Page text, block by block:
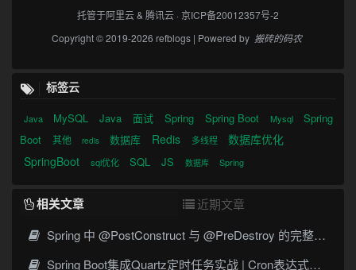
托管于阿里云& 腾讯云 ·京ICP备20012357号-2
Copyright © 2019-2026 refblogs | Powered by 搬砖的码农
标签云
Java MySQL Java 面试 Spring Spring Boot Mysql
Spring
Boot
其他 redis 数据库 Redis 多线程
数据库优化
SpringBoot
sql优化 SQL JS 数据库 Spring
相关文章
近期文章
Spring 中 @PostConstruct 与 @PreDestroy 的完整与实战
Spring Boot集成Quartz定时任务实战 | Cron表达式详解